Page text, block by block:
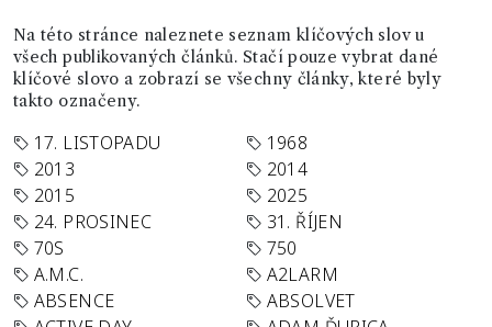
Na této stránce naleznete seznam klíčových slov u
všech publikovaných článků. Stačí pouze vybrat dané
klíčové slovo a zobrazí se všechny články, které byly
takto označeny.
17. LISTOPADU
1968
2013
2014
2015
2025
24. PROSINEC
31. ŘÍJEN
70S
750
A.M.C.
A2LARM
ABSENCE
ABSOLVET